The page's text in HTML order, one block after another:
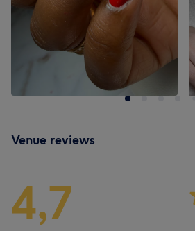
Venue reviews
4,7